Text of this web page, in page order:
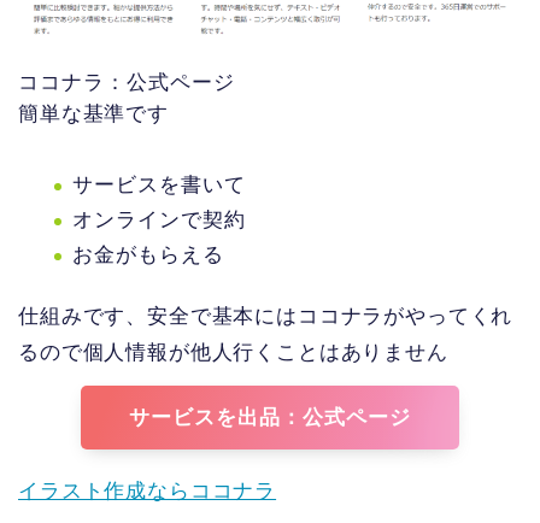
ココナラ：公式ページ
簡単な基準です
サービスを書いて
オンラインで契約
お金がもらえる
仕組みです、安全で基本にはココナラがやってくれ
るので個人情報が他人行くことはありません
サービスを出品：公式ページ
イラスト作成ならココナラ